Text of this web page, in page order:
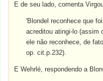
E de seu lado, comenta
'Blondel reconhece que
acreditou atingi-lo (assim
ele não reconhece, de
op. cit.p.232).
E Wehrlé, respondendo a